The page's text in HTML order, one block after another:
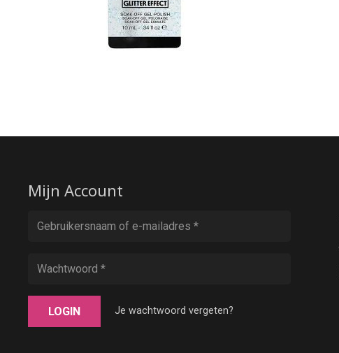
Mijn Account
LOGIN Je wachtwoord vergeten?